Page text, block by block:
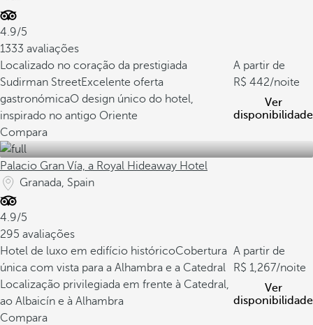
4.9/5
1333 avaliações
Localizado no coração da prestigiada
Sudirman StreetExcelente oferta
gastronómicaO design único do hotel,
inspirado no antigo Oriente
A partir de
442/noite
Ver
disponibilidade
Compara
Palacio Gran Vía, a Royal Hideaway Hotel
Granada, Spain
4.9/5
295 avaliações
Hotel de luxo em edifício históricoCobertura
única com vista para a Alhambra e a Catedral
Localização privilegiada em frente à Catedral,
ao Albaicín e à Alhambra
A partir de
1,267/noite
Ver
disponibilidade
Compara